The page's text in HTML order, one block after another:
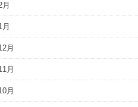
月
月
月